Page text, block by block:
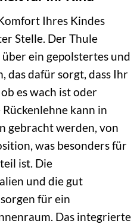
Ihres Kindes
Stelle. Der Thule
ein gepolstertes und
das dafür sorgt, dass Ihr
es wach ist oder
kann in
gebracht werden, von
was besonders für
ist. Die
und die gut
für ein
Das integrierte